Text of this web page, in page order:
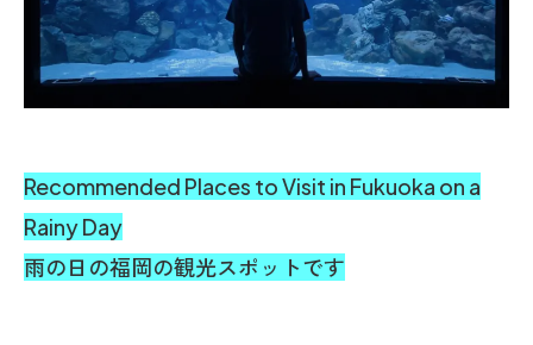
Recommended Places to Visit in Fukuoka on a
Rainy Day
雨の日の福岡の観光スポットです